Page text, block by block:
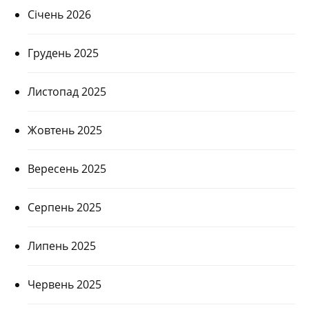
Січень 2026
Грудень 2025
Листопад 2025
Жовтень 2025
Вересень 2025
Серпень 2025
Липень 2025
Червень 2025